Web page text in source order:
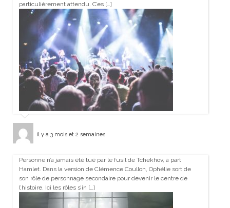
particulièrement attendu. C’es […]
il y a 3 mois et 2 semaines
Personne n’a jamais été tué par le fusil de Tchekhov, à part
Hamlet. Dans la version de Clémence Coullon, Ophélie sort de
son rôle de personnage secondaire pour devenir le centre de
l’histoire. Ici les rôles s’in […]